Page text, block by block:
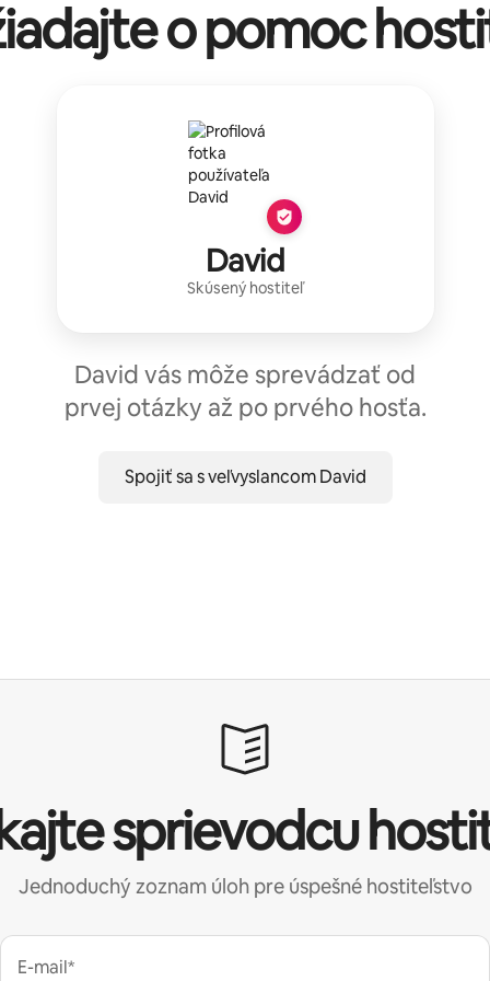
o pomoc
David
Skúsený hostiteľ
David vás môže sprevádzať od
prvej otázky až po prvého hosťa.
Spojiť sa s veľvyslancom David
sprievodcu
Jednoduchý zoznam úloh pre úspešné hostiteľstvo
E-mail*